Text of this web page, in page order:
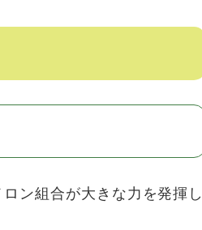
ン組合が大きな力を発揮し